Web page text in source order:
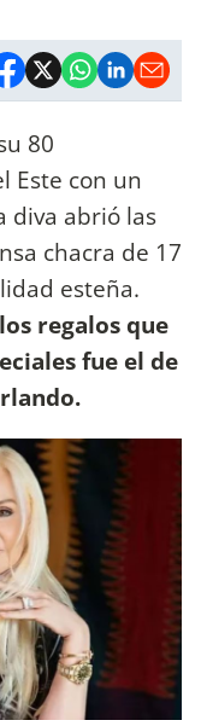
80
Este con un
diva abrió las
chacra de 17
esteña.
regalos que
fue el de